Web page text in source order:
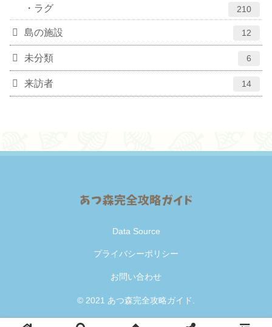
ラグ 210
島の施設 12
未分類 6
来訪者 14
Data Source
プライバシーポリシー
お問い合わせ
© 2021 あつ森完全攻略ガイド.